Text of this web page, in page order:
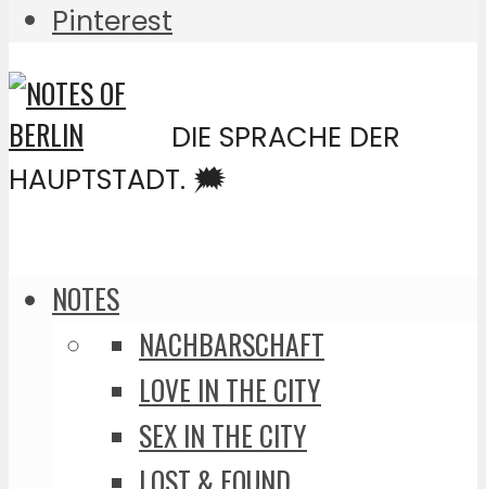
Pinterest
DIE SPRACHE DER
HAUPTSTADT. 🗯️
NOTES
NACHBARSCHAFT
LOVE IN THE CITY
SEX IN THE CITY
LOST & FOUND